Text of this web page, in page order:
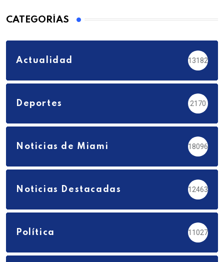
CATEGORÍAS
Actualidad 13182
Deportes 2170
Noticias de Miami 18096
Noticias Destacadas 12463
Política 11027